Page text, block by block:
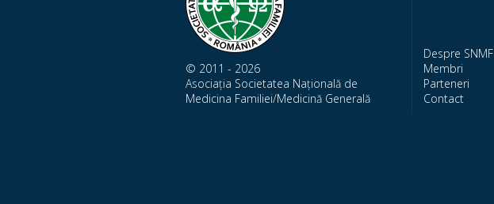
© 2011 - 2026
Asociația Societatea Națională de
Medicina Familiei/Medicină Generală
Despre SNMF
Membri
Parteneri
Contact